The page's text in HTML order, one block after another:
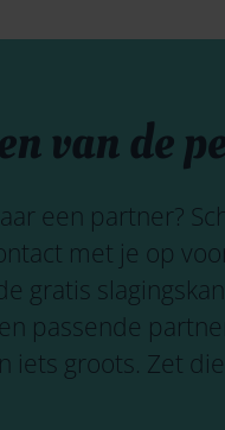
van de
een partner?
met je op
gratis
passende
iets groots. Zet